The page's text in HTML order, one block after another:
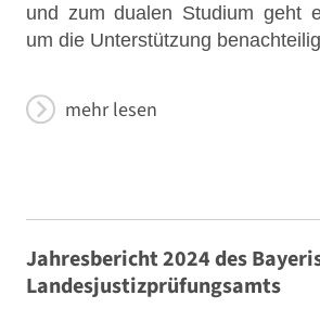
und zum dualen Studium geht
um die Unterstützung
mehr lesen
Jahresbericht 2024 des
Landesjustizprüfungsamts